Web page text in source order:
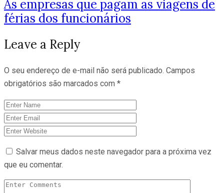
As empresas que pagam as viagens de
férias dos funcionários
Leave a Reply
O seu endereço de e-mail não será publicado. Campos
obrigatórios são marcados com *
Salvar meus dados neste navegador para a próxima vez
que eu comentar.